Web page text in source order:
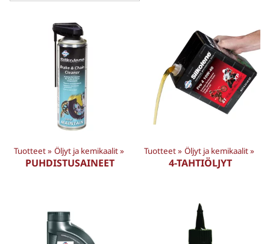
Tuotteet‪» Öljyt ja kemikaalit‪»
PUHDISTUSAINEET
Tuotteet‪» Öljyt ja kemikaalit‪»
4-TAHTIÖLJYT